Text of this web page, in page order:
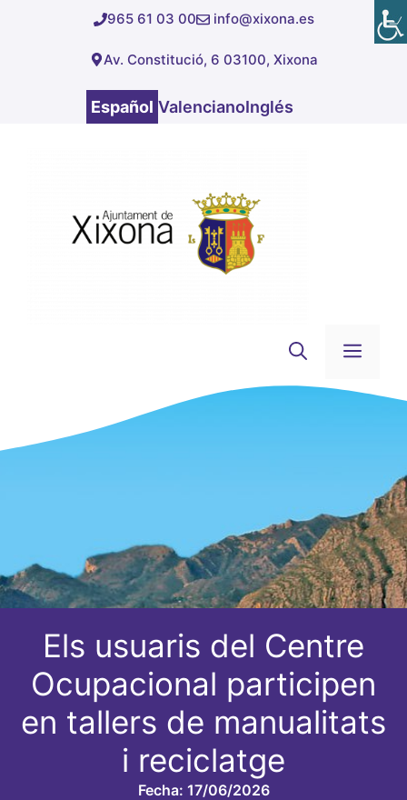
965 61 03 00 info@xixona.es
Av. Constitució, 6 03100, Xixona
Español ValencianoInglés
Els usuaris del Centre
Ocupacional participen
en tallers de manualitats
i reciclatge
Fecha: 17/06/2026